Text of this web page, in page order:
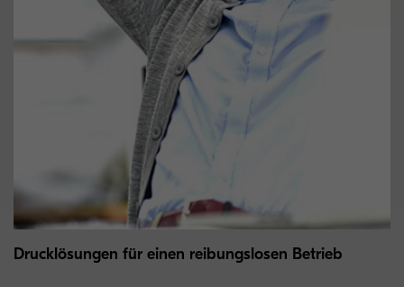
Drucklösungen für einen reibungslosen Betrieb